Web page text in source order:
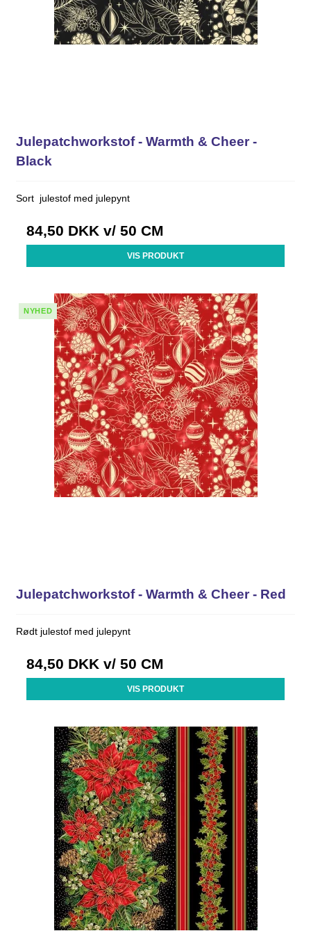
Julepatchworkstof - Warmth & Cheer -
Black
Sort julestof med julepynt
84,50 DKK v/ 50 CM
VIS PRODUKT
NYHED
Julepatchworkstof - Warmth & Cheer - Red
Rødt julestof med julepynt
84,50 DKK v/ 50 CM
VIS PRODUKT